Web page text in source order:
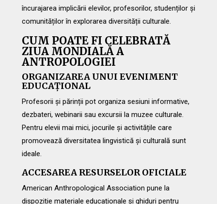
încurajarea implicării elevilor, profesorilor, studenților și
comunităților în explorarea diversității culturale.
CUM POATE FI CELEBRATĂ
ZIUA MONDIALĂ A
ANTROPOLOGIEI
ORGANIZAREA UNUI EVENIMENT
EDUCAȚIONAL
Profesorii și părinții pot organiza sesiuni informative,
dezbateri, webinarii sau excursii la muzee culturale.
Pentru elevii mai mici, jocurile și activitățile care
promovează diversitatea lingvistică și culturală sunt
ideale.
ACCESAREA RESURSELOR OFICIALE
American Anthropological Association pune la
dispoziție materiale educaționale și ghiduri pentru